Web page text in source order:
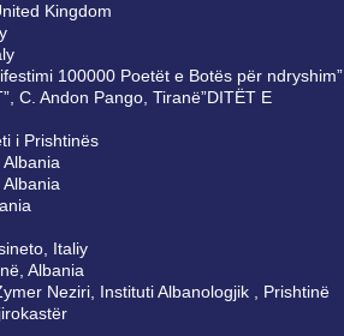
Kingdom
100000 Poetët e Botës për ndryshim”
C. Andon Pango, Tiranë”DITËT E
i Prishtinës
Italiy
Albania
Neziri, Instituti Albanologjik , Prishtinë